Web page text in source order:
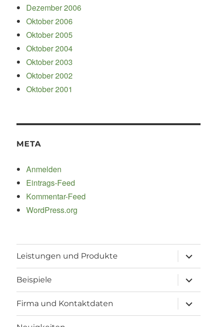
Dezember 2006
Oktober 2006
Oktober 2005
Oktober 2004
Oktober 2003
Oktober 2002
Oktober 2001
META
Anmelden
Eintrags-Feed
Kommentar-Feed
WordPress.org
Leistungen und Produkte
öffnen
Beispiele
öffnen
Firma und Kontaktdaten
öffnen